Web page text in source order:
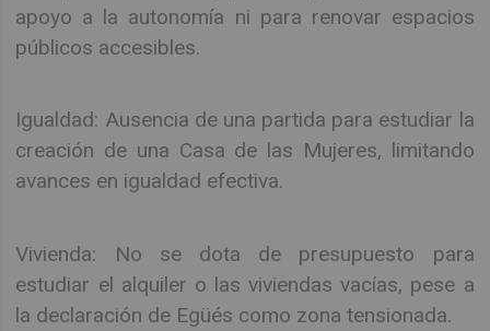
apoyo a la autonomía ni para renovar espacios
públicos accesibles.
Igualdad: Ausencia de una partida para estudiar la
creación de una Casa de las Mujeres, limitando
avances en igualdad efectiva.
Vivienda: No se dota de presupuesto para
estudiar el alquiler o las viviendas vacías, pese a
la declaración de Egüés como zona tensionada.